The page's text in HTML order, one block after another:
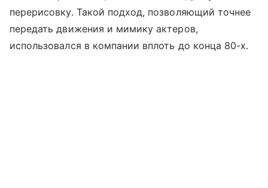
перерисовку. Такой подход, позволяющий точнее
передать движения и мимику актеров,
использовался в компании вплоть до конца 80-х.